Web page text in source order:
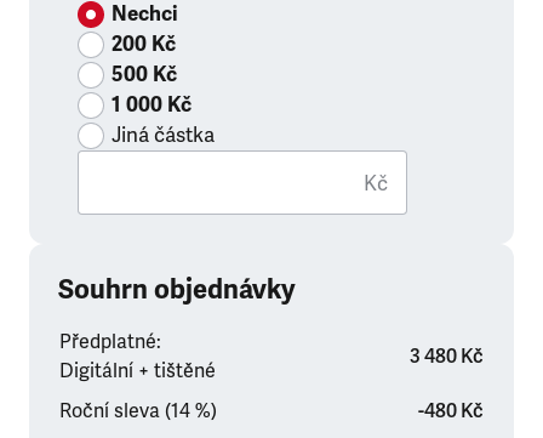
Nechci
200 Kč
500 Kč
1 000 Kč
Jiná částka
Kč
Souhrn objednávky
Předplatné:
Digitální + tištěné
3 480 Kč
Roční sleva (14 %)
-480 Kč